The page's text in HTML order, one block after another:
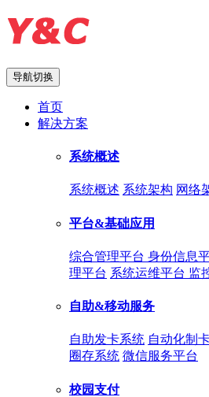
导航切换
首页
解决方案
系统概述
系统概述 系统架构 网络
平台&基础应用
综合管理平台 身份信息
理平台 系统运维平台 监
自助&移动服务
自助发卡系统 自动化制
圈存系统 微信服务平台
校园支付